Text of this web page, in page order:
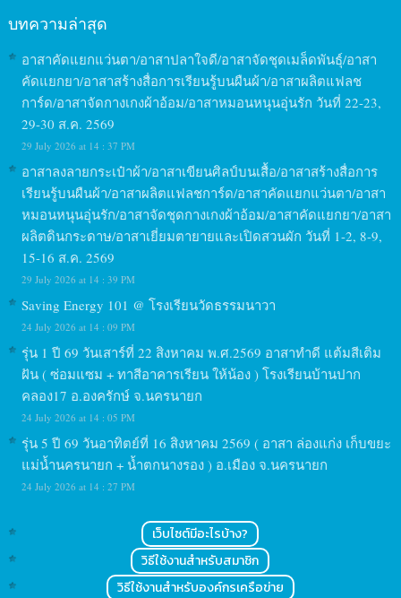
บทความล่าสุด
อาสาคัดแยกแว่นตา/อาสาปลาใจดี/อาสาจัดชุดเมล็ดพันธุ์/อาสา
คัดแยกยา/อาสาสร้างสื่อการเรียนรู้บนผืนผ้า/อาสาผลิตแฟลช
การ์ด/อาสาจัดกางเกงผ้าอ้อม/อาสาหมอนหนุนอุ่นรัก วันที่ 22-23,
29-30 ส.ค. 2569
29 July 2026 at 14 : 37 PM
อาสาลงลายกระเป๋าผ้า/อาสาเขียนศิลป์บนเสื้อ/อาสาสร้างสื่อการ
เรียนรู้บนผืนผ้า/อาสาผลิตแฟลชการ์ด/อาสาคัดแยกแว่นตา/อาสา
หมอนหนุนอุ่นรัก/อาสาจัดชุดกางเกงผ้าอ้อม/อาสาคัดแยกยา/อาสา
ผลิตดินกระดาษ/อาสาเยี่ยมตายายและเปิดสวนผัก วันที่ 1-2, 8-9,
15-16 ส.ค. 2569
29 July 2026 at 14 : 39 PM
Saving Energy 101 @ โรงเรียนวัดธรรมนาวา
24 July 2026 at 14 : 09 PM
รุ่น 1 ปี 69 วันเสาร์ที่ 22 สิงหาคม พ.ศ.2569 อาสาทำดี แต้มสีเติม
ฝัน ( ซ่อมแซม + ทาสีอาคารเรียน ให้น้อง ) โรงเรียนบ้านปาก
คลอง17 อ.องครักษ์ จ.นครนายก
24 July 2026 at 14 : 05 PM
รุ่น 5 ปี 69 วันอาทิตย์ที่ 16 สิงหาคม 2569 ( อาสา ล่องแก่ง เก็บขยะ
แม่น้ำนครนายก + น้ำตกนางรอง ) อ.เมือง จ.นครนายก
24 July 2026 at 14 : 27 PM
เว็บไซต์มีอะไรบ้าง?
วิธีใช้งานสำหรับสมาชิก
วิธีใช้งานสำหรับองค์กรเครือข่าย